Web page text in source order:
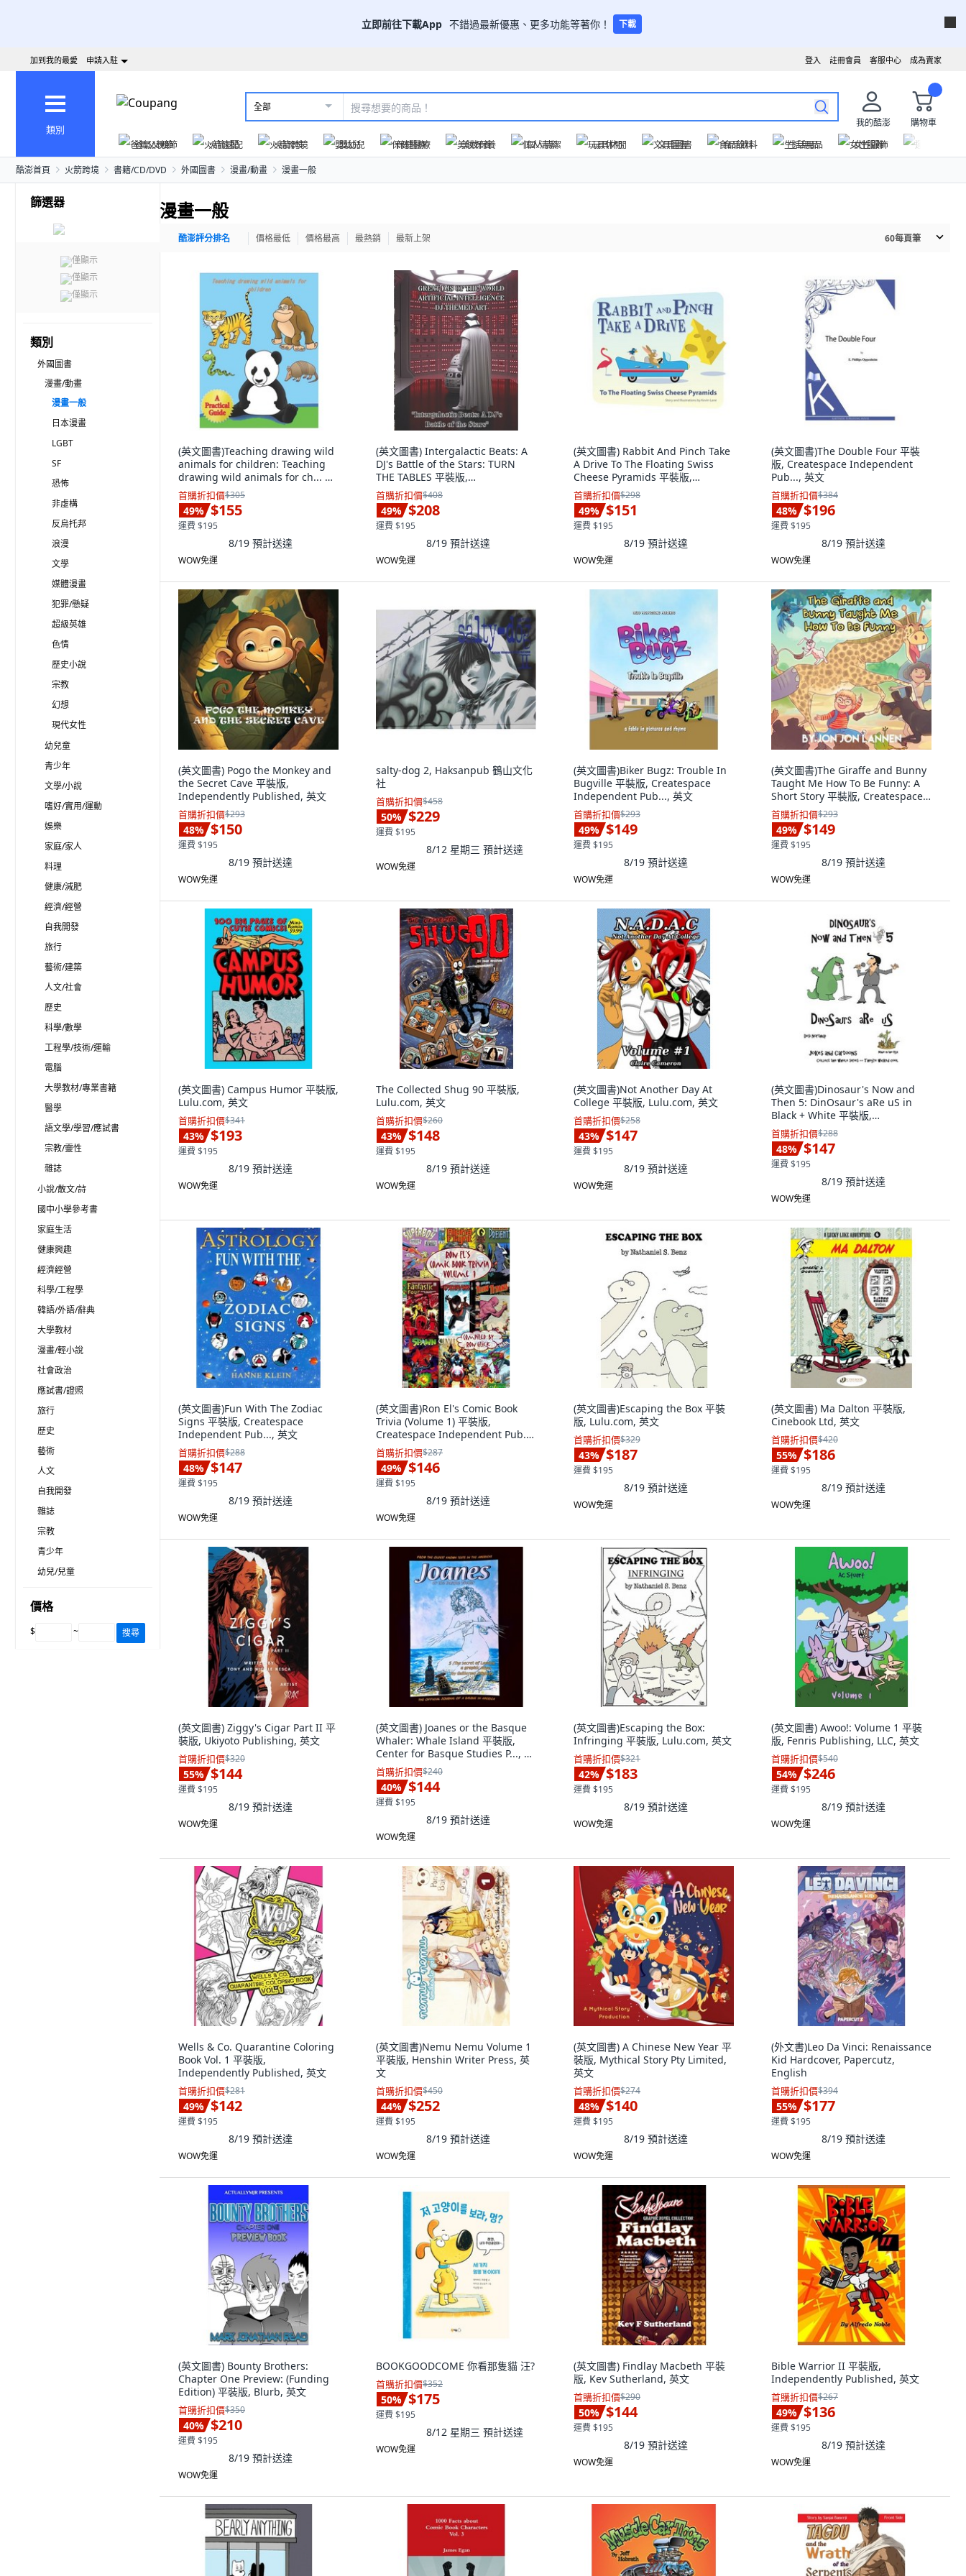
立即前往下載App 不錯過最新優惠、更多功能等著你！ 下載
成為賣家
客服中心
註冊會員
登入
加到我的最愛 申請入駐
類別
全部
我的酷澎
購物車
爸氣父親節
火箭速配 火箭跨境 嬰幼兒 保健醫療 美妝保養 個人清潔 玩具休閒 文具圖書 食品飲料 生活用品 女性服飾
酷澎首頁 火箭跨境 書籍/CD/DVD 外國圖書 漫畫/動畫 漫畫一般
篩選器
僅顯示
僅顯示
僅顯示
類別
外國圖書
漫畫/動畫
漫畫一般
日本漫畫
LGBT
SF
恐怖
非虛構
反烏托邦
浪漫
文學
媒體漫畫
犯罪/懸疑
超級英雄
色情
歷史小說
宗教
幻想
現代女性
幼兒童
青少年
文學/小說
嗜好/實用/運動
娛樂
家庭/家人
料理
健康/減肥
經濟/經營
自我開發
旅行
藝術/建築
人文/社會
歷史
科學/數學
工程學/技術/運輸
電腦
大學教材/專業書籍
醫學
語文學/學習/應試書
宗教/靈性
雜誌
小說/散文/詩
國中小學參考書
家庭生活
健康興趣
經濟經營
科學/工程學
韓語/外語/辭典
大學教材
漫畫/輕小說
社會政治
應試書/證照
旅行
歷史
藝術
人文
自我開發
雜誌
宗教
青少年
幼兒/兒童
價格
$ ~ 搜尋
漫畫一般
酷澎評分排名 價格最低 價格最高 最熱銷 最新上架 60每頁筆
(英文圖書)Teaching drawing wild
animals for children: Teaching
drawing wild animals for ch... 平
裝版, Independently Published,
英文
首購折扣價$305
49% $155
運費 $195
8/19 預計送達
WOW免運
(英文圖書) Intergalactic Beats: A
DJ's Battle of the Stars: TURN
THE TABLES 平裝版,
Independently Published, 英文
首購折扣價$408
49% $208
運費 $195
8/19 預計送達
WOW免運
(英文圖書) Rabbit And Pinch Take
A Drive To The Floating Swiss
Cheese Pyramids 平裝版,
Independently Published, 英文
首購折扣價$298
49% $151
運費 $195
8/19 預計送達
WOW免運
(英文圖書)The Double Four 平裝
版, Createspace Independent
Pub..., 英文
首購折扣價$384
48% $196
運費 $195
8/19 預計送達
WOW免運
(英文圖書) Pogo the Monkey and
the Secret Cave 平裝版,
Independently Published, 英文
首購折扣價$293
48% $150
運費 $195
8/19 預計送達
WOW免運
salty-dog 2, Haksanpub 鶴山文化
社
首購折扣價$458
50% $229
運費 $195
8/12 星期三 預計送達
WOW免運
(英文圖書)Biker Bugz: Trouble In
Bugville 平裝版, Createspace
Independent Pub..., 英文
首購折扣價$293
49% $149
運費 $195
8/19 預計送達
WOW免運
(英文圖書)The Giraffe and Bunny
Taught Me How To Be Funny: A
Short Story 平裝版, Createspace
Independent Pub..., 英文
首購折扣價$293
49% $149
運費 $195
8/19 預計送達
WOW免運
(英文圖書) Campus Humor 平裝版,
Lulu.com, 英文
首購折扣價$341
43% $193
運費 $195
8/19 預計送達
WOW免運
The Collected Shug 90 平裝版,
Lulu.com, 英文
首購折扣價$260
43% $148
運費 $195
8/19 預計送達
WOW免運
(英文圖書)Not Another Day At
College 平裝版, Lulu.com, 英文
首購折扣價$258
43% $147
運費 $195
8/19 預計送達
WOW免運
(英文圖書)Dinosaur's Now and
Then 5: DinOsaur's aRe uS in
Black + White 平裝版,
Createspace Independent Pub...,
英文
首購折扣價$288
48% $147
運費 $195
8/19 預計送達
WOW免運
(英文圖書)Fun With The Zodiac
Signs 平裝版, Createspace
Independent Pub..., 英文
首購折扣價$288
48% $147
運費 $195
8/19 預計送達
WOW免運
(英文圖書)Ron El's Comic Book
Trivia (Volume 1) 平裝版,
Createspace Independent Pub...,
英文
首購折扣價$287
49% $146
運費 $195
8/19 預計送達
WOW免運
(英文圖書)Escaping the Box 平裝
版, Lulu.com, 英文
首購折扣價$329
43% $187
運費 $195
8/19 預計送達
WOW免運
(英文圖書) Ma Dalton 平裝版,
Cinebook Ltd, 英文
首購折扣價$420
55% $186
運費 $195
8/19 預計送達
WOW免運
(英文圖書) Ziggy's Cigar Part II 平
裝版, Ukiyoto Publishing, 英文
首購折扣價$320
55% $144
運費 $195
8/19 預計送達
WOW免運
(英文圖書) Joanes or the Basque
Whaler: Whale Island 平裝版,
Center for Basque Studies P..., 英
文
首購折扣價$240
40% $144
運費 $195
8/19 預計送達
WOW免運
(英文圖書)Escaping the Box:
Infringing 平裝版, Lulu.com, 英文
首購折扣價$321
42% $183
運費 $195
8/19 預計送達
WOW免運
(英文圖書) Awoo!: Volume 1 平裝
版, Fenris Publishing, LLC, 英文
首購折扣價$540
54% $246
運費 $195
8/19 預計送達
WOW免運
Wells & Co. Quarantine Coloring
Book Vol. 1 平裝版,
Independently Published, 英文
首購折扣價$281
49% $142
運費 $195
8/19 預計送達
WOW免運
(英文圖書)Nemu Nemu Volume 1
平裝版, Henshin Writer Press, 英
文
首購折扣價$450
44% $252
運費 $195
8/19 預計送達
WOW免運
(英文圖書) A Chinese New Year 平
裝版, Mythical Story Pty Limited,
英文
首購折扣價$274
48% $140
運費 $195
8/19 預計送達
WOW免運
(外文書)Leo Da Vinci: Renaissance
Kid Hardcover, Papercutz,
English
首購折扣價$394
55% $177
運費 $195
8/19 預計送達
WOW免運
(英文圖書) Bounty Brothers:
Chapter One Preview: (Funding
Edition) 平裝版, Blurb, 英文
首購折扣價$350
40% $210
運費 $195
8/19 預計送達
WOW免運
BOOKGOODCOME 你看那隻貓 汪?
首購折扣價$352
50% $175
運費 $195
8/12 星期三 預計送達
WOW免運
(英文圖書) Findlay Macbeth 平裝
版, Kev Sutherland, 英文
首購折扣價$290
50% $144
運費 $195
8/19 預計送達
WOW免運
Bible Warrior II 平裝版,
Independently Published, 英文
首購折扣價$267
49% $136
運費 $195
8/19 預計送達
WOW免運